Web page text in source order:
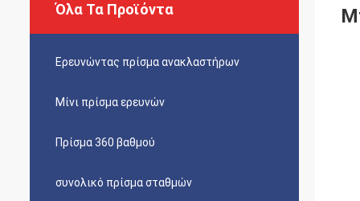
Όλα Τα Προϊόντα
Ερευνώντας πρίσμα ανακλαστήρων
Μίνι πρίσμα ερευνών
Πρίσμα 360 βαθμού
συνολικό πρίσμα σταθμών